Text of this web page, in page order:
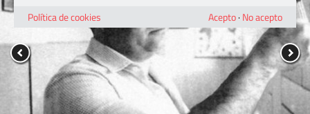
Política de cookies
Acepto· No acepto